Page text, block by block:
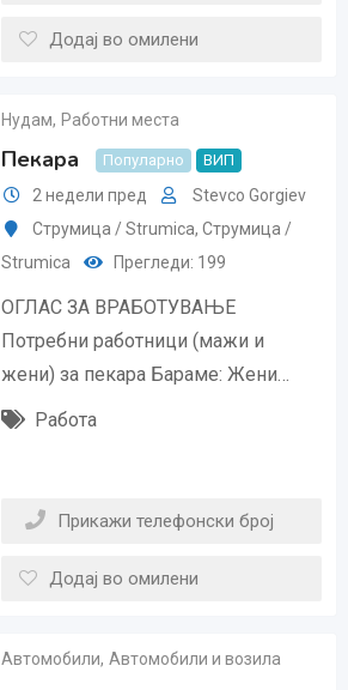
Додај во омилени
Нудам, Работни места
Пекара Популарно ВИП
2 недели пред
Stevco Gorgiev
Струмица / Strumica, Струмица /
Strumica
Прегледи: 199
ОГЛАС ЗА ВРАБОТУВАЊЕ
Потребни работници (мажи и
жени) за пекара Бараме: Жени…
Работа
Прикажи телефонски број
Додај во омилени
Автомобили, Автомобили и возила